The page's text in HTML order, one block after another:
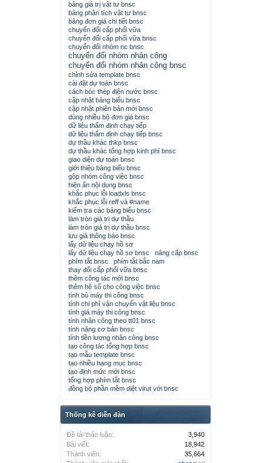
bảng giá trị vật tư bnsc
bảng phân tích vật tư bnsc
bảng đơn giá chi tiết bnsc
chuyển đổi cấp phối vữa
chuyển đổi cấp phối vữa bnsc
chuyển đổi nhóm nc bnsc
chuyển đổi nhóm nhân công
chuyển đổi nhóm nhân công bnsc
chỉnh sửa template bnsc
cài đặt dự toán bnsc
cách bóc thép điện nước bnsc
cập nhật bảng biểu bnsc
cập nhật phiên bản mới bnsc
dùng nhiều bộ đơn giá bnsc
dữ liệu thẩm định chạy tiếp
dữ liệu thẩm định chạy tiếp bnsc
dự thầu khác thkp bnsc
dự thầu khác tổng hợp kinh phí bnsc
giao diện dự toán bnsc
giới thiệu bảng biểu bnsc
gộp nhóm công việc bnsc
hiện ẩn nội dung bnsc
khắc phục lỗi loadxls bnsc
khắc phục lỗi reff và #name
kiểm tra các bảng biểu bnsc
làm tròn giá trị dự thầu
làm tròn giá trị dự thầu bnsc
lưu giá thông báo bnsc
lấy dữ liệu chạy hồ sơ
lấy dữ liệu chạy hồ sơ bnsc
nâng cấp bnsc
phím tắt bnsc
phím tắt bắc nam
thay đổi cấp phối vữa bnsc
thêm công tác mới bnsc
thêm hệ số cho công việc bnsc
tính bù máy thi công bnsc
tính chi phí vận chuyển vật liệu bnsc
tính giá máy thi công bnsc
tính nhân công theo tt01 bnsc
tính năng cơ bản bnsc
tính tiền lương nhân công bnsc
tạo công tác tổng hợp bnsc
tạo mẫu template bnsc
tạo nhiều hạng mục bnsc
tạo định mức mới bnsc
tổng hợp phím tắt bnsc
đồng bộ phần mềm diệt virut với bnsc
Thống kê diễn đàn
Đề tài thảo luận:
3,940
Bài viết:
18,942
Thành viên:
35,664